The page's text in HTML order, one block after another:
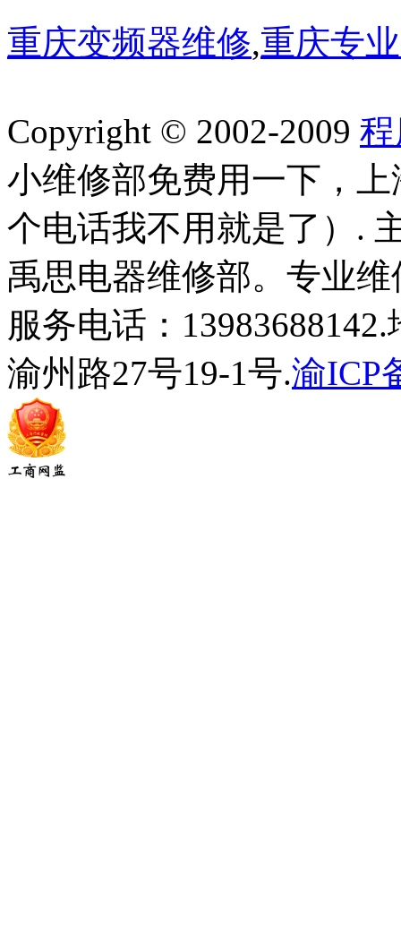
重庆变频器维修,重庆专
Copyright © 2002-2009 程
小维修部免费用一下，
个电话我不用就是了）.
禹思电器维修部。专业
服务电话：
渝州路27号19-1号.渝ICP